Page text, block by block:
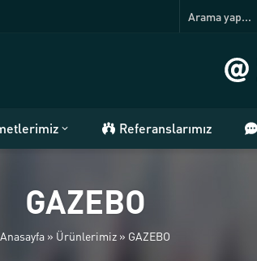
Referanslarımız
GAZEBO
Anasayfa » Ürünlerimiz » GAZEBO